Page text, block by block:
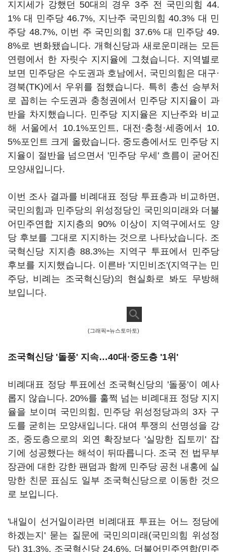
지지세가 강했던 50대의 경우 3주 전 국민의힘 44.
1% 대 민주당 46.7%, 지난주 국민의힘 40.3% 대 민
주당 48.7%, 이번 주 국민의힘 37.6% 대 민주당 49.
8%로 변화됐습니다. 개혁신당과 새로운미래는 모든
연령에서 한 자릿수 지지율에 그쳤습니다. 지역별로
보면 민주당은 수도권과 호남에서, 국민의힘은 대구·
경북(TK)에서 우위를 점했습니다. 특히 총선 승부처
로 꼽히는 수도권과 충청권에서 민주당 지지율이 과
반을 차지했습니다. 민주당 지지율은 지난주와 비교
해 서울에서 10.1%포인트, 대전·충청·세종에서 10.
5%포인트 크게 올랐습니다. 중도층에서도 민주당 지
지율이 절반을 넘으면서 '민주당 우세' 흐름이 굳어진
모양새입니다.
이번 조사 결과를 비례대표 정당 투표층과 비교하면,
국민의힘과 민주당의 위성정당인 국민의미래와 더불
어민주연합 지지층의 90% 이상이 지역구에서도 양
당 후보를 그대로 지지하는 것으로 나타났습니다. 조
국혁신당 지지층 88.3%는 지역구 투표에서 민주당
후보를 지지했습니다. 이른바 '지민비조'(지역구는 민
주당, 비례는 조국혁신당)의 현실화로 봐도 무방해
보입니다.
(그래픽=뉴스토마토)
조국혁신당 '돌풍' 지속…40대·중도층 '1위'
비례대표 정당 투표에선 조국혁신당의 '돌풍'이 예사
롭지 않습니다. 20%를 훌쩍 넘는 비례대표 정당 지지
율을 보이며 국민의힘, 민주당 위성정당과의 3자 구
도를 굳히는 모양새입니다. 대여 투쟁의 선명성을 강
조, 중도층으로의 외연 확장보다 '실망한 집토끼' 잡
기에 성공했다는 해석이 뒤따릅니다. 조국 전 법무부
장관에 대한 강한 팬덤과 함께 민주당 공천 내홍에 실
망한 친문 표심도 일부 조국혁신당으로 이동한 것으
로 보입니다.
'내일이 선거일이라면 비례대표 투표는 어느 정당에
하겠는지' 묻는 질문에 국민의미래(국민의힘 위성정
당) 31.3%, 조국혁신당 24.6%, 더불어민주연합(민주